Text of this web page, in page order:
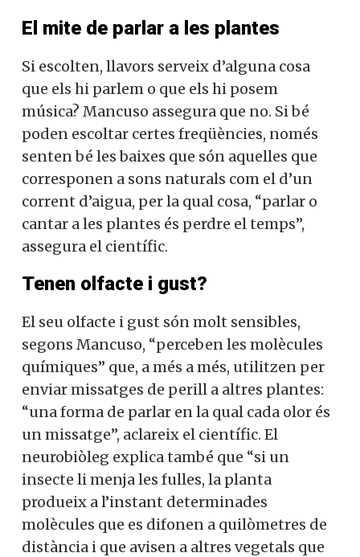
El mite de parlar a les plantes
Si escolten, llavors serveix d’alguna cosa
que els hi parlem o que els hi posem
música? Mancuso assegura que no. Si bé
poden escoltar certes freqüències, només
senten bé les baixes que són aquelles que
corresponen a sons naturals com el d’un
corrent d’aigua, per la qual cosa, “parlar o
cantar a les plantes és perdre el temps”,
assegura el científic.
Tenen olfacte i gust?
El seu olfacte i gust són molt sensibles,
segons Mancuso, “perceben les molècules
químiques” que, a més a més, utilitzen per
enviar missatges de perill a altres plantes:
“una forma de parlar en la qual cada olor és
un missatge”, aclareix el científic. El
neurobiòleg explica també que “si un
insecte li menja les fulles, la planta
produeix a l’instant determinades
molècules que es difonen a quilòmetres de
distància i que avisen a altres vegetals que